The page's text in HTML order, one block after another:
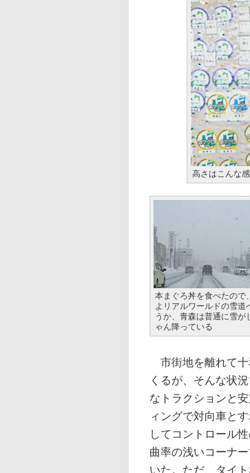
高さはこんな
本まぐろ丼を食べたので
よリアルワールドの雪道
うか、青森は普通に雪が
ゃん降っている
市街地を離れて十
くるが、そんな状
なトラクションと
ィングで対向車と
してコントロール
曲率の浅いコーナ
いた。ただ、タイ